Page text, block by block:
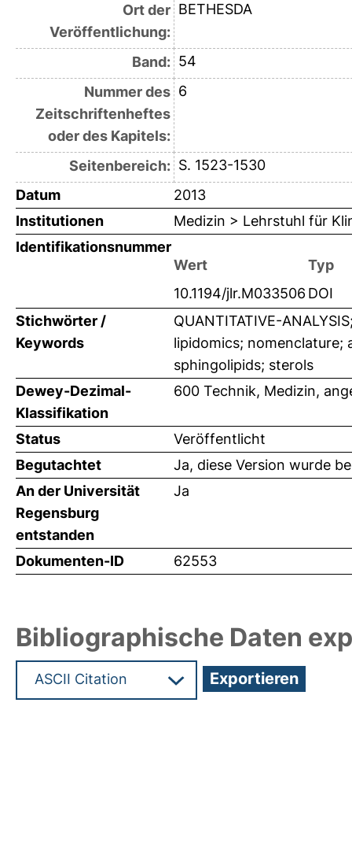
Ort der
Veröffentlichung:
BETHESDA
Band: 54
Nummer des
Zeitschriftenheftes
oder des Kapitels:
6
Seitenbereich: S. 1523-1530
Datum
2013
Institutionen
Medizin > Lehrstuhl für
Identifikationsnummer
Wert
Typ
10.1194/jlr.M033506 DOI
Stichwörter /
Keywords
QUANTITATIVE-
lipidomics;
sphingolipids; sterols
Dewey-Dezimal-
Klassifikation
600 Technik, Medizin,
Status
Veröffentlicht
Begutachtet
Ja, diese Version wurde
An der Universität
Regensburg
entstanden
Ja
Dokumenten-ID 62553
Bibliographische Daten